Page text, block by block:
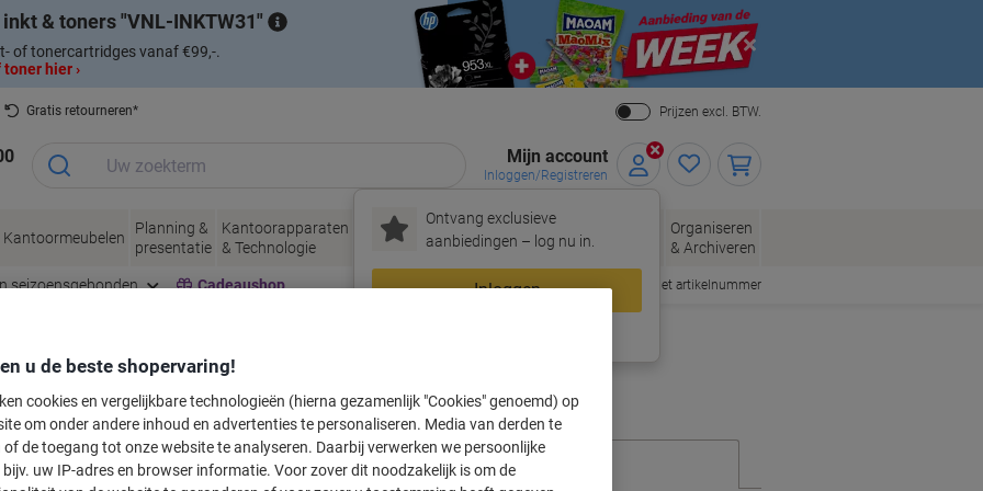
inkt & toners VNL-INKTW31
of tonercartridges vanaf €99,-.
hier ›
Close
Gratis retourneren*
Prijzen excl. BTW.
Mijn account
Inloggen/Registreren
Ontvang exclusieve
aanbiedingen – log nu in.
Inloggen
Kantoormeubelen
Planning &
presentatie
Kantoorapparaten
& Technologie
Inkt &
Toner
Papier, Enveloppen
& Verpakken
Kantoorartikelen
Organiseren
& Archiveren
seizoensgebonden Cadeaushop Snel bestellen met artikelnummer
voor uw printer
Kies merk, reeks en model uit de opties hieronder
u de beste shopervaring!
cookies en vergelijkbare technologieën (hierna gezamenlijk "Cookies" genoemd) op
om onder andere inhoud en advertenties te personaliseren. Media van derden te
of de toegang tot onze website te analyseren. Daarbij verwerken we persoonlijke
bijv. uw IP-adres en browser informatie. Voor zover dit noodzakelijk is om de